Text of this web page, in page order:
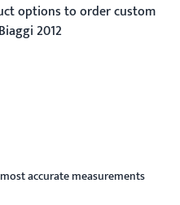
options to order custom
2012
accurate measurements